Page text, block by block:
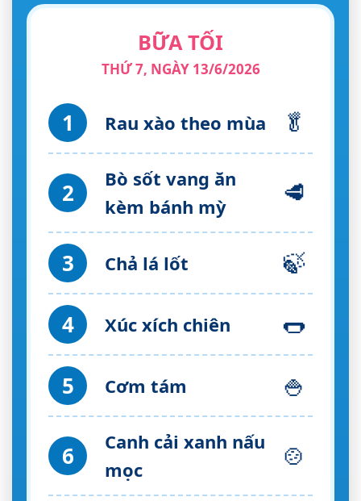
BỮA TỐI
THỨ 7, NGÀY 13/6/2026
1 Rau xào theo mùa 🥬
2
Bò sốt vang ăn
kèm bánh mỳ
🥩
3 Chả lá lốt 🍃
4 Xúc xích chiên 🌭
5 Cơm tám 🍚
6
Canh cải xanh nấu
mọc
🍲